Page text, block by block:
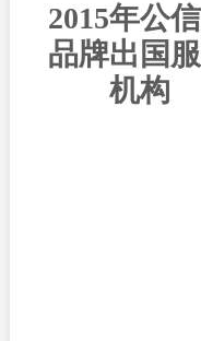
2015年公
品牌出国
机构